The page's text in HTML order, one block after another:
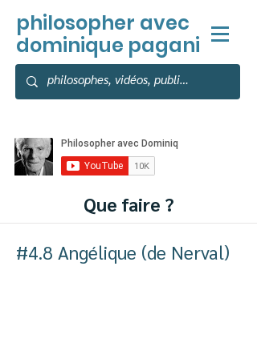
philosopher avec
dominique pagani
Que faire ?
#4.8 Angélique (de Nerval)